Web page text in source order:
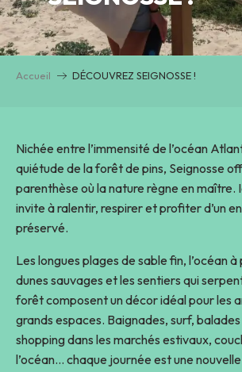
Accueil DÉCOUVREZ SEIGNOSSE !
Nichée entre l’immensité de l’océan
quiétude de la forêt de pins, Seignosse
parenthèse où la nature règne en maître.
invite à ralentir, respirer et profiter d’un
préservé.
Les longues plages de sable fin, l’océan
dunes sauvages et les sentiers qui
forêt composent un décor idéal pour les
grands espaces. Baignades, surf,
shopping dans les marchés estivaux,
l’océan… chaque journée est une